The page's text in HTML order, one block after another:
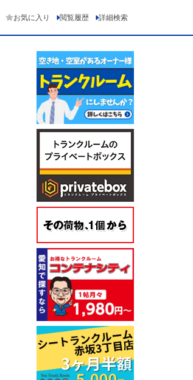
お気に入り 閲覧履歴 詳細検索